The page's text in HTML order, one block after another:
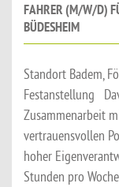
FAHRER (M/W/D)
BÜDESHEIM
Standort Badem,
Festanstellung
Zusammenarbeit
vertrauensvollen
hoher
Stunden pro